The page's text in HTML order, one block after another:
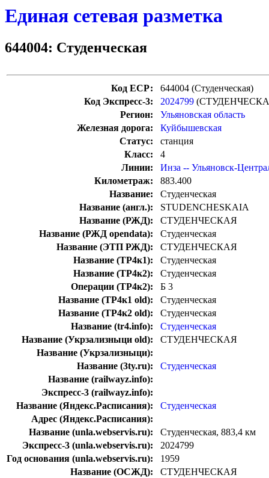
Единая сетевая разметка
644004: Студенческая
Код ЕСР:
644004 (Студенческая)
Код Экспресс-3:
2024799
Регион:
Ульяновская область
Железная дорога:
Куйбышевская
Статус:
станция
Класс:
4
Линии:
Инза -- Ульяновск-
Километраж:
883.400
Название:
Студенческая
Название (англ.):
STUDENCHESKAIA
Название (РЖД):
СТУДЕНЧЕСКАЯ
Название (РЖД opendata):
Студенческая
Название (ЭТП РЖД):
СТУДЕНЧЕСКАЯ
Название (ТР4к1):
Студенческая
Название (ТР4к2):
Студенческая
Операции (ТР4к2):
Б 3
Название (ТР4к1 old):
Студенческая
Название (ТР4к2 old):
Студенческая
Название (tr4.info):
Студенческая
Название (Укрзализныци old):
СТУДЕНЧЕСКАЯ
Название (Укрзализныци):
Название (3ty.ru):
Студенческая
Название (railwayz.info):
Экспресс-3 (railwayz.info):
Название (Яндекс.Расписания):
Студенческая
Адрес (Яндекс.Расписания):
Название (unla.webservis.ru):
Студенческая, 883,4 км
Экспресс-3 (unla.webservis.ru):
2024799
Год основания (unla.webservis.ru):
1959
Название (ОСЖД):
СТУДЕНЧЕСКАЯ